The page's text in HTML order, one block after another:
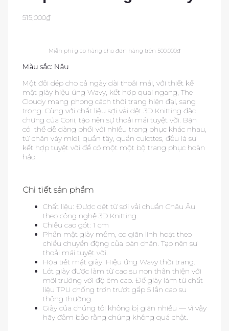
515,000₫
Miễn phí giao hàng cho đơn hàng trên 500.000đ
Màu sắc: Nâu
Một đôi dép cho cả ngày dài thoải mái, với thiết kế
mặt giày hiệu ứng Wavy, kết hợp quai ngang, The
Cloudy mang phong cách thời trang hiện đại, sang
trọng. Cùng với chất liệu sợi vải dệt 3D Knitting đặc
chưng của Corii, tạo nên sự thoải mái tuyệt vời. Bạn
có thể dễ dàng phối với nhiều trang phục khác nhau,
từ chân váy midi, quần tây, quần culottes, đều là sự
kết hợp tuyệt vời để có một một bộ trang phục hoàn
hảo.
Chi tiết sản phẩm
Chất liệu: Được dệt từ sợi vải chuẩn Châu Âu
theo công nghệ 3D Knitting.
Chiều cao gót: 1 cm
Phần mặt giày mềm, co giãn linh hoạt theo
chiều chuyển động của bàn chân. Tạo nên sự
thoải mái tuyệt vời.
Họa tiết mặt giày: Hiệu ứng Wavy thời trang.
Lót giày được làm từ cao su non thân thiện với
môi trường với độ êm cao. Đế giày làm từ chất
liệu TPU chống trơn trượt gấp 5 lần cao su
thông thường.
Giày của chúng tôi không bị giãn nhiều — vì vậy
hãy đảm bảo rằng chúng không quá chật.